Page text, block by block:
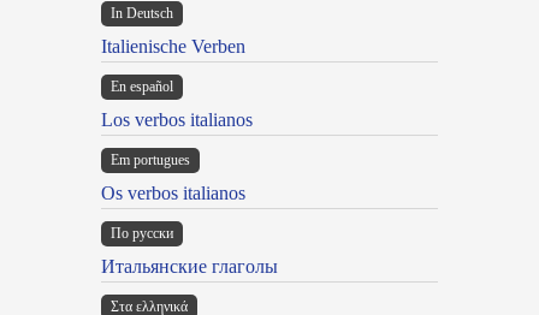
In Deutsch
Italienische Verben
En español
Los verbos italianos
Em portugues
Os verbos italianos
По русски
Итальянские глаголы
Στα ελληνικά